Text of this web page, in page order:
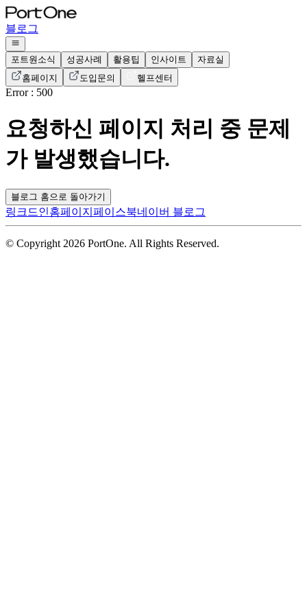
블로그
포트원소식 성공사례 활용팁 인사이트
자료실
홈페이지
도입문의 헬프센터
Error : 500
요청하신 페이지 처리 중 문제
가 발생했습니다.
블로그 홈으로 돌아가기
링크드인홈페이지 페이스북네이버 블로그
© Copyright 2026 PortOne. All Rights Reserved.